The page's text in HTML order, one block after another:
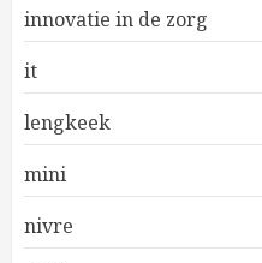
innovatie in de zorg
it
lengkeek
mini
nivre